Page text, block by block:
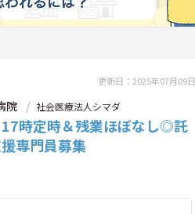
更新日：2025年07月09日
院 社会医療法人シマダ
17時定時＆残業ほぼなし◎託
専門員募集